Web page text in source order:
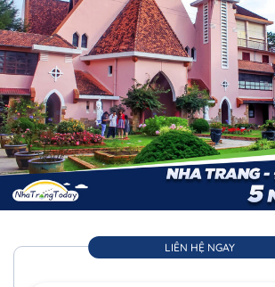
LIÊN HỆ NGAY